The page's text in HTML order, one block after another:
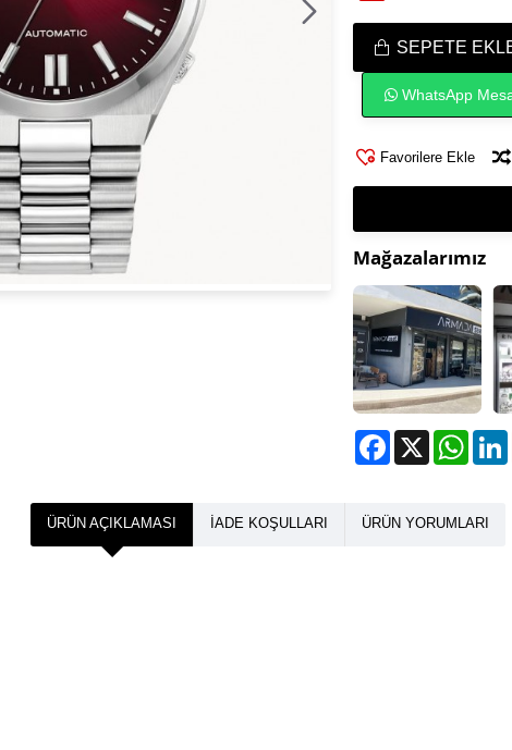
SEPETE
WhatsApp
Favorilere Ekle
Mağazalarımız
Facebook
X
ÜRÜN AÇIKLAMASI İADE KOŞULLARI ÜRÜN YORUMLARI